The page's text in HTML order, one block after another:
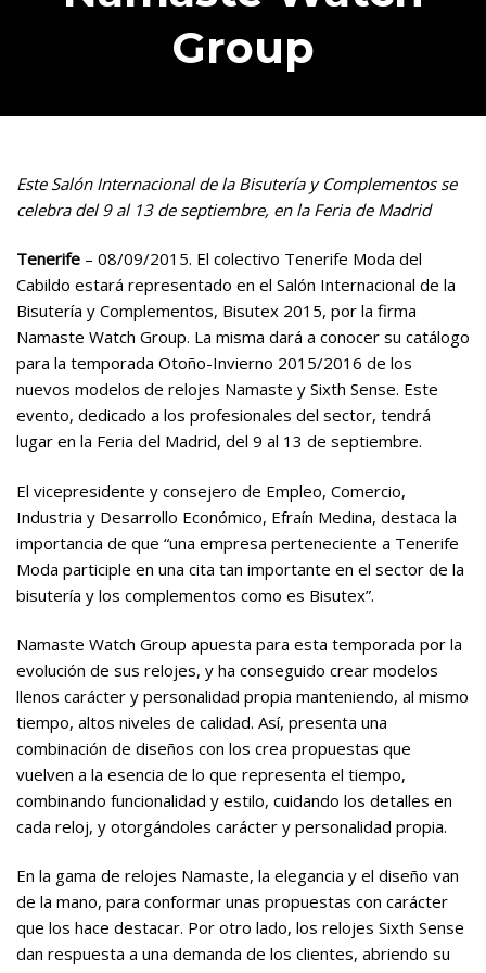
Group
Este Salón Internacional de la Bisutería y Complementos se
celebra del 9 al 13 de septiembre, en la Feria de Madrid
Tenerife – 08/09/2015. El colectivo Tenerife Moda del
Cabildo estará representado en el Salón Internacional de la
Bisutería y Complementos, Bisutex 2015, por la firma
Namaste Watch Group. La misma dará a conocer su catálogo
para la temporada Otoño-Invierno 2015/2016 de los
nuevos modelos de relojes Namaste y Sixth Sense. Este
evento, dedicado a los profesionales del sector, tendrá
lugar en la Feria del Madrid, del 9 al 13 de septiembre.
El vicepresidente y consejero de Empleo, Comercio,
Industria y Desarrollo Económico, Efraín Medina, destaca la
importancia de que “una empresa perteneciente a Tenerife
Moda participle en una cita tan importante en el sector de la
bisutería y los complementos como es Bisutex”.
Namaste Watch Group apuesta para esta temporada por la
evolución de sus relojes, y ha conseguido crear modelos
llenos carácter y personalidad propia manteniendo, al mismo
tiempo, altos niveles de calidad. Así, presenta una
combinación de diseños con los crea propuestas que
vuelven a la esencia de lo que representa el tiempo,
combinando funcionalidad y estilo, cuidando los detalles en
cada reloj, y otorgándoles carácter y personalidad propia.
En la gama de relojes Namaste, la elegancia y el diseño van
de la mano, para conformar unas propuestas con carácter
que los hace destacar. Por otro lado, los relojes Sixth Sense
dan respuesta a una demanda de los clientes, abriendo su